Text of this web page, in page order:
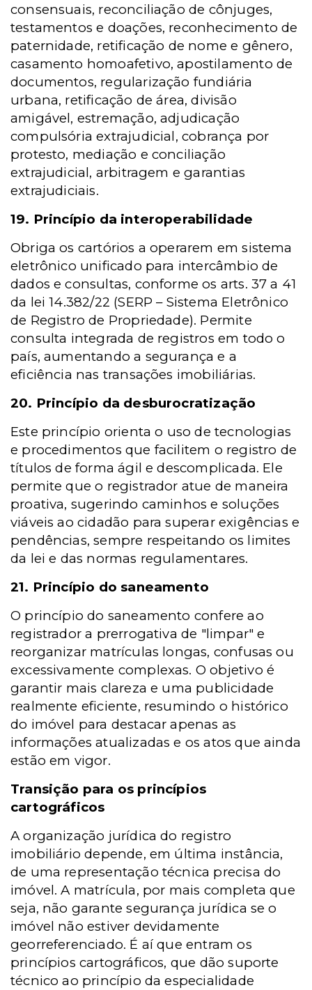
consensuais, reconciliação de cônjuges,
testamentos e doações, reconhecimento de
paternidade, retificação de nome e gênero,
casamento homoafetivo, apostilamento de
documentos, regularização fundiária
urbana, retificação de área, divisão
amigável, estremação, adjudicação
compulsória extrajudicial, cobrança por
protesto, mediação e conciliação
extrajudicial, arbitragem e garantias
extrajudiciais.
19. Princípio da interoperabilidade
Obriga os cartórios a operarem em sistema
eletrônico unificado para intercâmbio de
dados e consultas, conforme os arts. 37 a 41
da lei 14.382/22 (SERP – Sistema Eletrônico
de Registro de Propriedade). Permite
consulta integrada de registros em todo o
país, aumentando a segurança e a
eficiência nas transações imobiliárias.
20. Princípio da desburocratização
Este princípio orienta o uso de tecnologias
e procedimentos que facilitem o registro de
títulos de forma ágil e descomplicada. Ele
permite que o registrador atue de maneira
proativa, sugerindo caminhos e soluções
viáveis ao cidadão para superar exigências e
pendências, sempre respeitando os limites
da lei e das normas regulamentares.
21. Princípio do saneamento
O princípio do saneamento confere ao
registrador a prerrogativa de "limpar" e
reorganizar matrículas longas, confusas ou
excessivamente complexas. O objetivo é
garantir mais clareza e uma publicidade
realmente eficiente, resumindo o histórico
do imóvel para destacar apenas as
informações atualizadas e os atos que ainda
estão em vigor.
Transição para os princípios
cartográficos
A organização jurídica do registro
imobiliário depende, em última instância,
de uma representação técnica precisa do
imóvel. A matrícula, por mais completa que
seja, não garante segurança jurídica se o
imóvel não estiver devidamente
georreferenciado. É aí que entram os
princípios cartográficos, que dão suporte
técnico ao princípio da especialidade